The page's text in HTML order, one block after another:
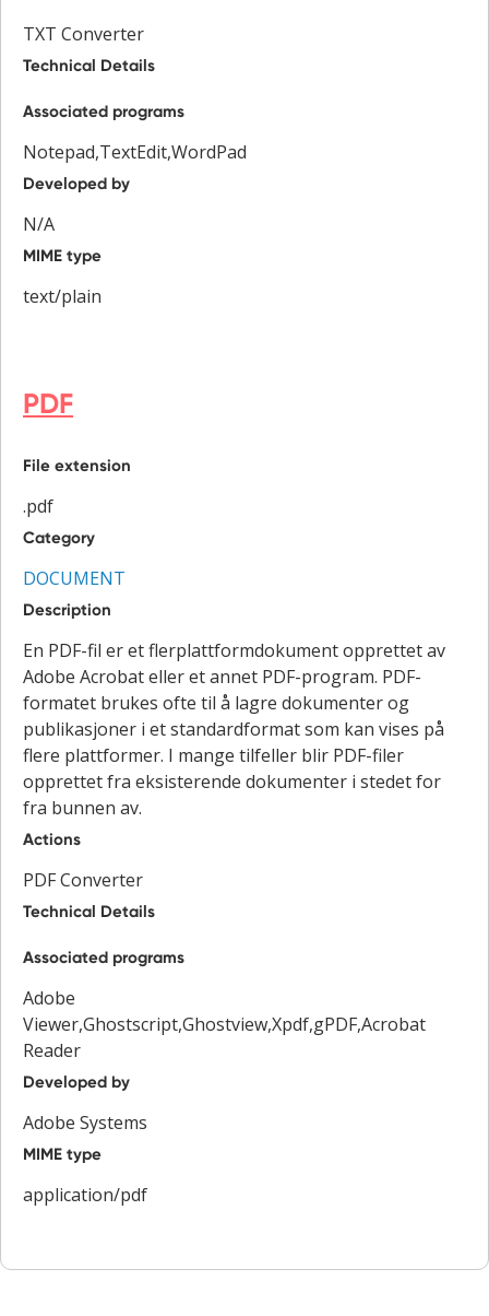
TXT Converter
Technical Details
Associated programs
Notepad,TextEdit,WordPad
Developed by
N/A
MIME type
text/plain
PDF
File extension
.pdf
Category
DOCUMENT
Description
En PDF-fil er et flerplattformdokument opprettet av
Adobe Acrobat eller et annet PDF-program. PDF-
formatet brukes ofte til å lagre dokumenter og
publikasjoner i et standardformat som kan vises på
flere plattformer. I mange tilfeller blir PDF-filer
opprettet fra eksisterende dokumenter i stedet for
fra bunnen av.
Actions
PDF Converter
Technical Details
Associated programs
Adobe
Viewer,Ghostscript,Ghostview,Xpdf,gPDF,Acrobat
Reader
Developed by
Adobe Systems
MIME type
application/pdf